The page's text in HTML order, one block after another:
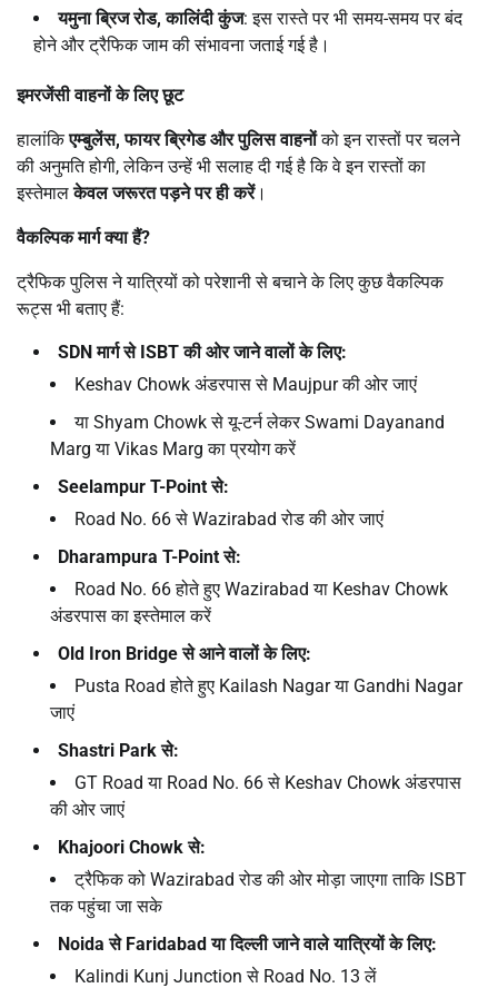
यमुना ब्रिज रोड,कालिंदी कुंज: इस रास्ते पर भी समय-समय पर बंद
होने और ट्रैफिक जाम की संभावना जताई गई है।
इमरजेंसी वाहनों के लिए छूट
हालांकिएम्बुलेंस,फायर ब्रिगेड और पुलिस वाहनोंको इन रास्तों पर चलने
की अनुमति होगी, लेकिन उन्हें भी सलाह दी गई है कि वे इन रास्तों का
इस्तेमालकेवल जरूरत पड़ने पर ही करें।
वैकल्पिक मार्ग क्या हैं?
ट्रैफिक पुलिस ने यात्रियों को परेशानी से बचाने के लिए कुछ वैकल्पिक
रूट्स भी बताए हैं:
SDNमार्ग से ISBTकी ओर जाने वालों के लिए:
Keshav Chowk अंडरपास से Maujpur की ओर जाएं
या Shyam Chowk से यू-टर्न लेकर Swami Dayanand
Marg या Vikas Marg का प्रयोग करें
Seelampur T-Pointसे:
Road No. 66 से Wazirabad रोड की ओर जाएं
Dharampura T-Pointसे:
Road No. 66 होते हुए Wazirabad या Keshav Chowk
अंडरपास का इस्तेमाल करें
Old Iron Bridgeसे आने वालों के लिए:
Pusta Road होते हुए Kailash Nagar या Gandhi Nagar
जाएं
Shastri Parkसे:
GT Road या Road No. 66 से Keshav Chowk अंडरपास
की ओर जाएं
Khajoori Chowkसे:
ट्रैफिक को Wazirabad रोड की ओर मोड़ा जाएगा ताकि ISBT
तक पहुंचा जा सके
Noidaसे Faridabadया दिल्ली जाने वाले यात्रियों के लिए:
Kalindi Kunj Junction से Road No. 13 लें